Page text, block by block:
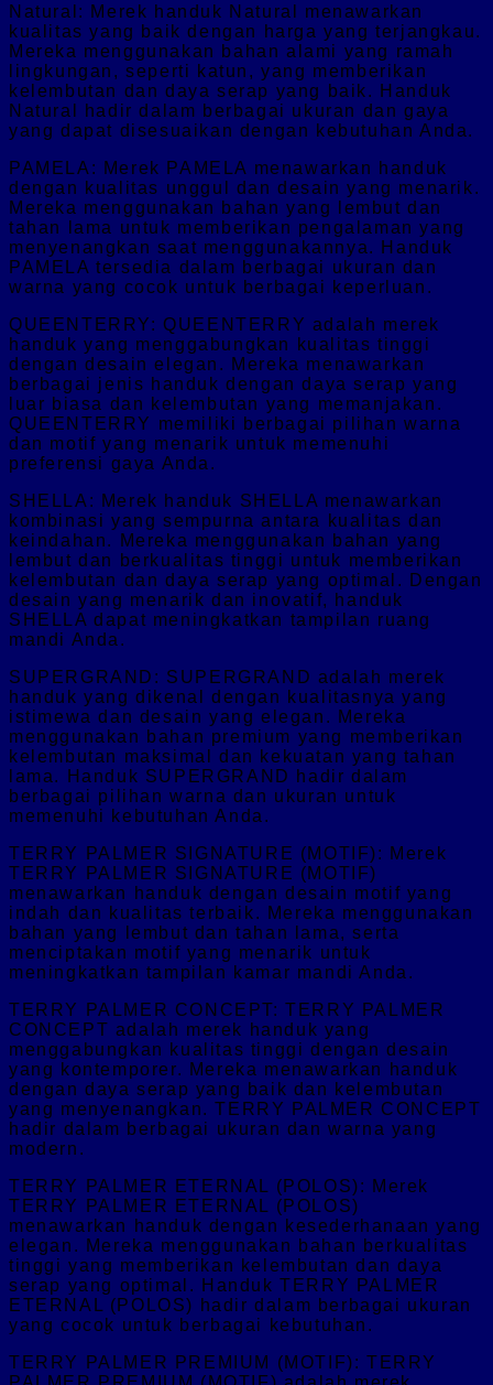
Natural: Merek handuk Natural menawarkan
kualitas yang baik dengan harga yang terjangkau.
Mereka menggunakan bahan alami yang ramah
lingkungan, seperti katun, yang memberikan
kelembutan dan daya serap yang baik. Handuk
Natural hadir dalam berbagai ukuran dan gaya
yang dapat disesuaikan dengan kebutuhan Anda.
PAMELA: Merek PAMELA menawarkan handuk
dengan kualitas unggul dan desain yang menarik.
Mereka menggunakan bahan yang lembut dan
tahan lama untuk memberikan pengalaman yang
menyenangkan saat menggunakannya. Handuk
PAMELA tersedia dalam berbagai ukuran dan
warna yang cocok untuk berbagai keperluan.
QUEENTERRY: QUEENTERRY adalah merek
handuk yang menggabungkan kualitas tinggi
dengan desain elegan. Mereka menawarkan
berbagai jenis handuk dengan daya serap yang
luar biasa dan kelembutan yang memanjakan.
QUEENTERRY memiliki berbagai pilihan warna
dan motif yang menarik untuk memenuhi
preferensi gaya Anda.
SHELLA: Merek handuk SHELLA menawarkan
kombinasi yang sempurna antara kualitas dan
keindahan. Mereka menggunakan bahan yang
lembut dan berkualitas tinggi untuk memberikan
kelembutan dan daya serap yang optimal. Dengan
desain yang menarik dan inovatif, handuk
SHELLA dapat meningkatkan tampilan ruang
mandi Anda.
SUPERGRAND: SUPERGRAND adalah merek
handuk yang dikenal dengan kualitasnya yang
istimewa dan desain yang elegan. Mereka
menggunakan bahan premium yang memberikan
kelembutan maksimal dan kekuatan yang tahan
lama. Handuk SUPERGRAND hadir dalam
berbagai pilihan warna dan ukuran untuk
memenuhi kebutuhan Anda.
TERRY PALMER SIGNATURE (MOTIF): Merek
TERRY PALMER SIGNATURE (MOTIF)
menawarkan handuk dengan desain motif yang
indah dan kualitas terbaik. Mereka menggunakan
bahan yang lembut dan tahan lama, serta
menciptakan motif yang menarik untuk
meningkatkan tampilan kamar mandi Anda.
TERRY PALMER CONCEPT: TERRY PALMER
CONCEPT adalah merek handuk yang
menggabungkan kualitas tinggi dengan desain
yang kontemporer. Mereka menawarkan handuk
dengan daya serap yang baik dan kelembutan
yang menyenangkan. TERRY PALMER CONCEPT
hadir dalam berbagai ukuran dan warna yang
modern.
TERRY PALMER ETERNAL (POLOS): Merek
TERRY PALMER ETERNAL (POLOS)
menawarkan handuk dengan kesederhanaan yang
elegan. Mereka menggunakan bahan berkualitas
tinggi yang memberikan kelembutan dan daya
serap yang optimal. Handuk TERRY PALMER
ETERNAL (POLOS) hadir dalam berbagai ukuran
yang cocok untuk berbagai kebutuhan.
TERRY PALMER PREMIUM (MOTIF): TERRY